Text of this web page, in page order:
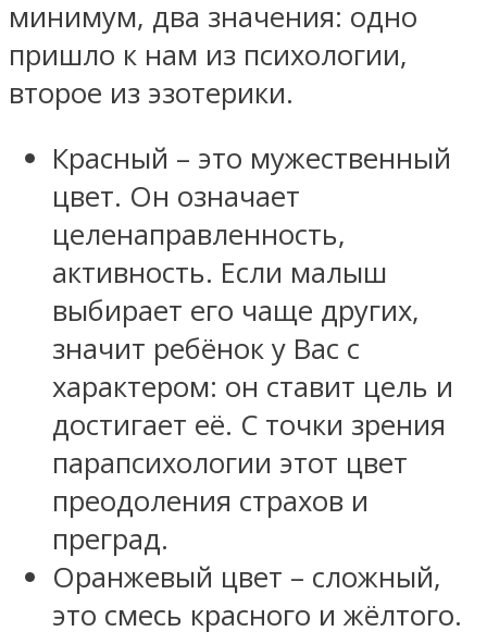
минимум, два значения: одно
пришло к нам из психологии,
второе из эзотерики.
Красный – это мужественный
цвет. Он означает
целенаправленность,
активность. Если малыш
выбирает его чаще других,
значит ребёнок у Вас с
характером: он ставит цель и
достигает её. С точки зрения
парапсихологии этот цвет
преодоления страхов и
преград.
Оранжевый цвет – сложный,
это смесь красного и жёлтого.